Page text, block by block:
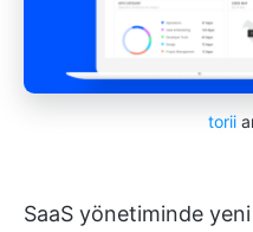
torii
SaaS yönetiminde yeni